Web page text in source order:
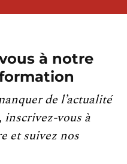
à notre
de l’actualité
inscrivez-vous à
et suivez nos